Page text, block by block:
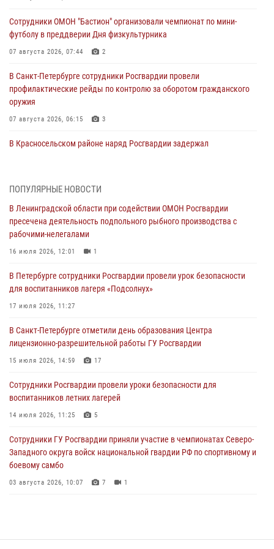
Сотрудники ОМОН "Бастион" организовали чемпионат по мини-
футболу в преддверии Дня физкультурника
07 августа 2026, 07:44 2
В Санкт-Петербурге сотрудники Росгвардии провели
профилактические рейды по контролю за оборотом гражданского
оружия
07 августа 2026, 06:15 3
В Красносельском районе наряд Росгвардии задержал
06 августа 2026, 13:39 1
В Центральном районе росгвардейцы оперативно задержали
хулигана, стрелявшего из пускового устройства рядом с жилыми
домами
06 августа 2026, 11:36
Сотрудники и военнослужащие Росгвардии обеспечили
правопорядок при проведении матча "Зенит" - "Балтика"
06 августа 2026, 07:30
В Выборгском районе наряд Росгвардии обнаружил
разыскиваемый преступный автотранспорт
05 августа 2026, 12:25 2
Петербургские росгвардейцы обнаружили объявленный в розыск
автомобиль, ранее использовавшийся при совершении кражи в
Ленобласти
ПОПУЛЯРНЫЕ НОВОСТИ
В Ленинградской области при содействии ОМОН Росгвардии
пресечена деятельность подпольного рыбного производства с
рабочими-нелегалами
16 июля 2026, 12:01 1
В Петербурге сотрудники Росгвардии провели урок безопасности
для воспитанников лагеря «Подсолнух»
17 июля 2026, 11:27
В Санкт-Петербурге отметили день образования Центра
лицензионно-разрешительной работы ГУ Росгвардии
15 июля 2026, 14:59 17
Сотрудники Росгвардии провели уроки безопасности для
воспитанников летних лагерей
14 июля 2026, 11:25 5
Сотрудники ГУ Росгвардии приняли участие в чемпионатах Северо-
Западного округа войск национальной гвардии РФ по спортивному и
боевому самбо
03 августа 2026, 10:07 7 1